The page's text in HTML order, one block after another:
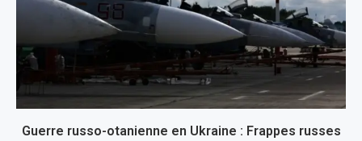
Guerre russo-otanienne en Ukraine : Frappes russes